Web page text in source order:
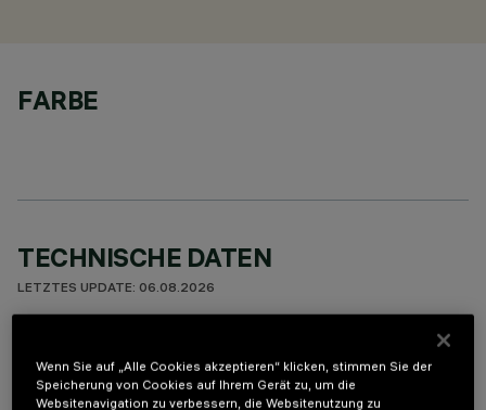
FARBE
TECHNISCHE DATEN
LETZTES UPDATE: 06.08.2026
Miniaturisierte Pendelleuchte zur Bestückung mit LED,
Wenn Sie auf „Alle Cookies akzeptieren“ klicken, stimmen Sie der
Speicherung von Cookies auf Ihrem Gerät zu, um die
Websitenavigation zu verbessern, die Websitenutzung zu